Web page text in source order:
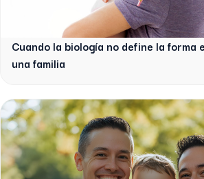
Cuando la biología no define la forma
una familia